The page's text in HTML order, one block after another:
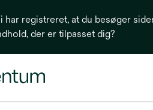
har registreret, at du besøger
der er tilpasset dig?